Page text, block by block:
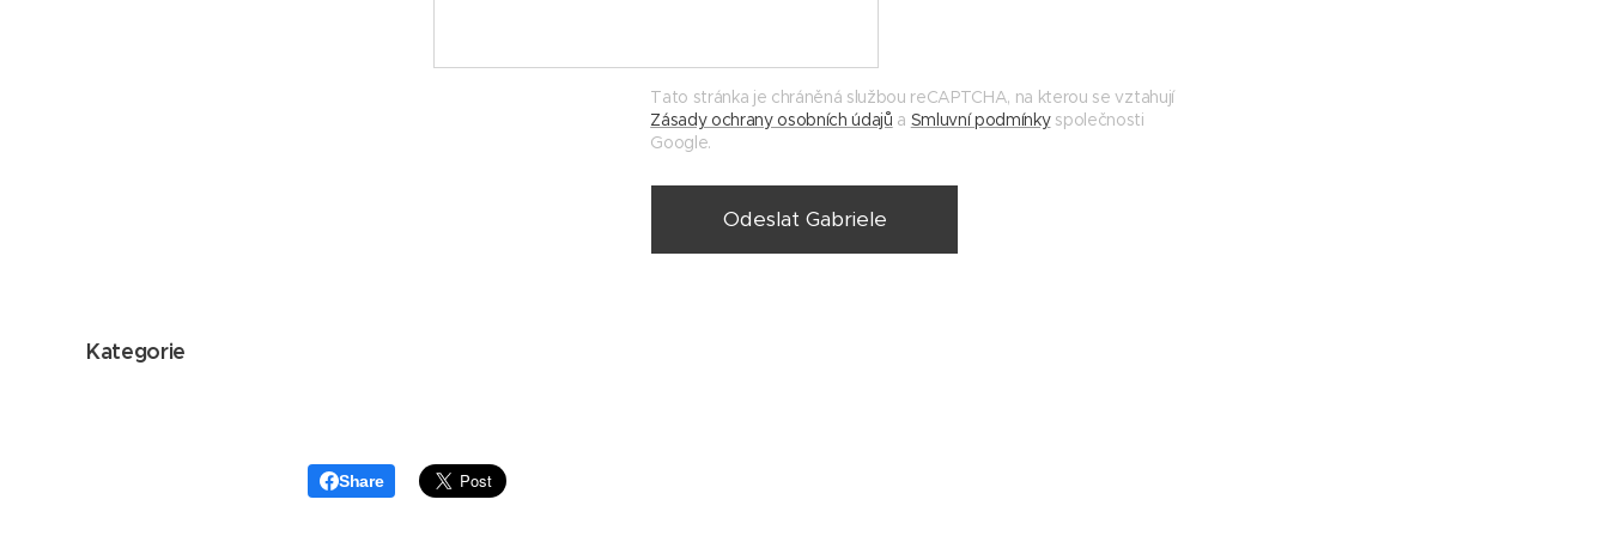
Tato stránka je chráněná službou reCAPTCHA, na kterou se vztahují
Zásady ochrany osobních údajů a Smluvní podmínkyspolečnosti
Google.
Odeslat Gabriele
Kategorie
Share